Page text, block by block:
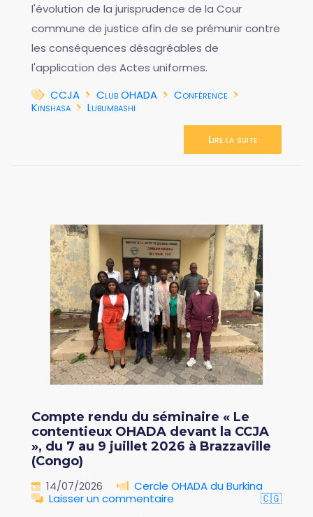
l'évolution de la jurisprudence de la Cour
commune de justice afin de se prémunir contre
les conséquences désagréables de
l'application des Actes uniformes.
CCJA
Club OHADA
Conférence
Kinshasa
Lubumbashi
Lire la suite
Compte rendu du séminaire « Le
contentieux OHADA devant la CCJA
», du 7 au 9 juillet 2026 à Brazzaville
(Congo)
14/07/2026
Cercle OHADA du Burkina
Laisser un commentaire
🇨🇬